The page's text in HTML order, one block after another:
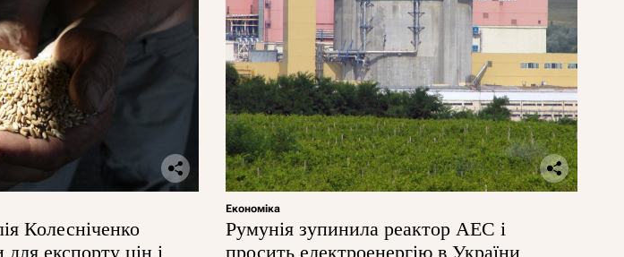
Колесніченко
експорту цін і
Економіка
Румунія зупинила реактор АЕС і
просить електроенергію в України